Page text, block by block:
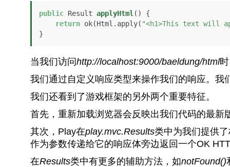
public Result applyHtml ()
{
return ok(Html.apply( "<h1>This text will
}
当我们访问http://localhost:9000/baeldung/html
我们通过自定义响应类型来操作我们的响应。
我们还看到了游戏框架的另外两个重要特征。
首先，重新加载浏览器会反映出我们代码的最新
其次，Play在play.mvc.Results类中为我们提供
作为参数传递给它的响应体旁边返回一个OK
在Results类中有更多的辅助方法，如notFound()